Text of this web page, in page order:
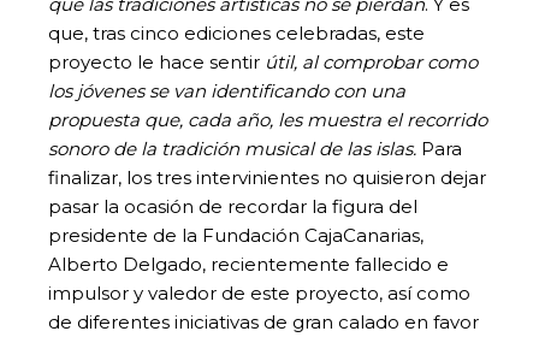
que, tras cinco ediciones celebradas, este
proyecto le hace sentir útil, al comprobar como
los jóvenes se van identificando con una
propuesta que, cada año, les muestra el recorrido
sonoro de la tradición musical de las islas. Para
finalizar, los tres intervinientes no quisieron dejar
pasar la ocasión de recordar la figura del
presidente de la Fundación CajaCanarias,
Alberto Delgado, recientemente fallecido e
impulsor y valedor de este proyecto, así como
de diferentes iniciativas de gran calado en favor